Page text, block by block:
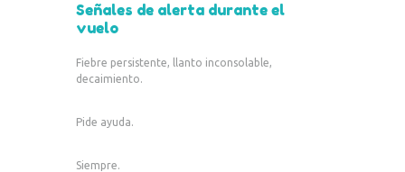
Señales de alerta durante el
vuelo
Fiebre persistente, llanto inconsolable,
decaimiento.
Pide ayuda.
Siempre.